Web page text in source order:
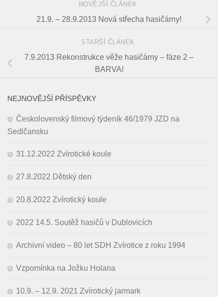
NOVĚJŠÍ ČLÁNEK
21.9. – 28.9.2013 Nová střecha hasičárny!
STARŠÍ ČLÁNEK
7.9.2013 Rekonstrukce věže hasičárny – fáze 2 –
BARVA!
NEJNOVĚJŠÍ PŘÍSPĚVKY
Českolovenský filmový týdeník 46/1979 JZD na
Sedlčansku
31.12.2022 Zvírotické koule
27.8.2022 Dětský den
20.8.2022 Zvírotický koule
2022 14.5. Soutěž hasičů v Dublovicích
Archivní video – 80 let SDH Zvírotice z roku 1994
Vzpomínka na Jožku Holana
10.9. – 12.9. 2021 Zvírotický jarmark